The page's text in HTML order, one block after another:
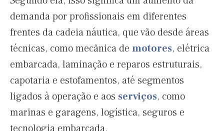
demanda por profissionais em diferentes
frentes da cadeia náutica, que vão desde áreas
técnicas, como mecânica de motores, elétrica
embarcada, laminação e reparos estruturais,
capotaria e estofamentos, até segmentos
ligados à operação e aos serviços, como
marinas e garagens, logística, seguros e